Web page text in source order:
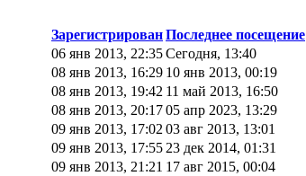
ЗарегистрированПоследнее посещение
06 янв 2013, 22:35Сегодня, 13:40
08 янв 2013, 16:29 10 янв 2013, 00:19
08 янв 2013, 19:42 11 май 2013, 16:50
08 янв 2013, 20:1705 апр 2023, 13:29
09 янв 2013, 17:02 03 авг 2013, 13:01
09 янв 2013, 17:55 23 дек 2014, 01:31
09 янв 2013, 21:21 17 авг 2015, 00:04